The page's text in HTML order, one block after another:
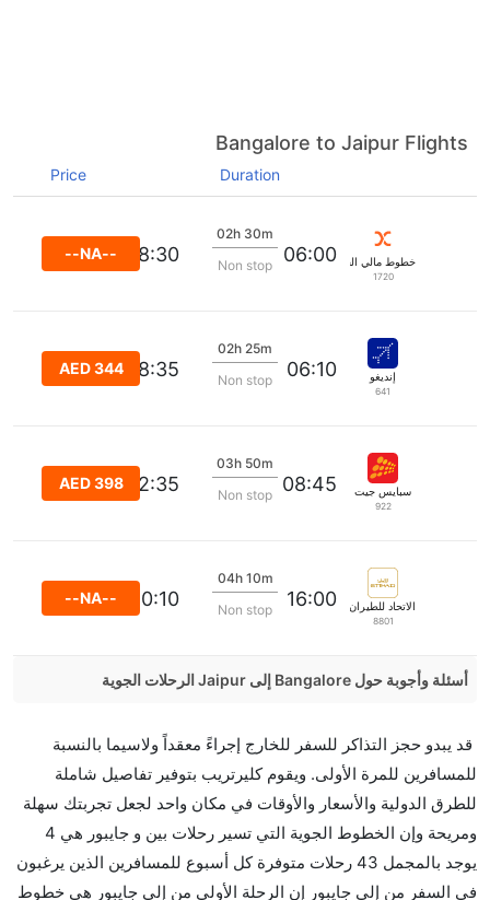
Bangalore to Jaipur Flights
Duration
Price
خطوط مالي الجوية
1720
06:00
02h 30m
Non stop
08:30
--NA--
إنديغو
641
06:10
02h 25m
Non stop
08:35
AED 344
سبايس جيت
922
08:45
03h 50m
Non stop
12:35
AED 398
الاتحاد للطيران
8801
16:00
04h 10m
Non stop
20:10
--NA--
أسئلة وأجوبة حول Bangalore إلى Jaipur الرحلات الجوية
مباشرة من إلىجايبور مما تستغرقه الخطوط الجوية
الأخرى؟
نعم. توفر كل من GO FIRST أسرع رحلات الطيران على
هذا الطريق،
هل توفر شركات الطيران مساحة إضافية للنوم؟
قد يبدو حجز التذاكر للسفر للخارج إجراءً معقداً ولاسيما بالنسبة
للمسافرين للمرة الأولى. ويقوم كليرتريب بتوفير تفاصيل شاملة
للطرق الدولية والأسعار والأوقات في مكان واحد لجعل تجربتك سهلة
ومريحة وإن الخطوط الجوية التي تسير رحلات بين و جايبور هي 4
يوجد بالمجمل 43 رحلات متوفرة كل أسبوع للمسافرين الذين يرغبون
في السفر من إلى جايبور إن الرحلة الأولى من إلى جايبور هي خطوط